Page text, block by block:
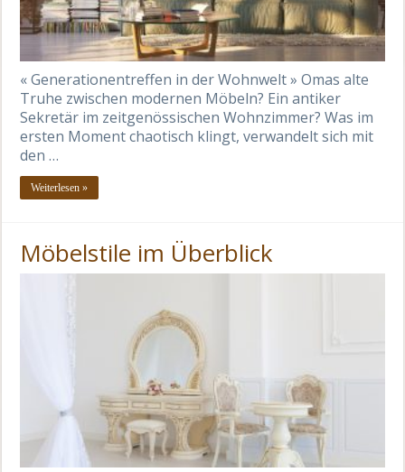
« Generationentreffen in der Wohnwelt » Omas alte
Truhe zwischen modernen Möbeln? Ein antiker
Sekretär im zeitgenössischen Wohnzimmer? Was im
ersten Moment chaotisch klingt, verwandelt sich mit
den …
Weiterlesen »
Möbelstile im Überblick